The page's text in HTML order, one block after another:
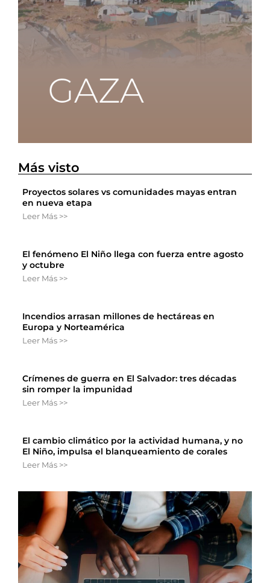
Más visto
Proyectos solares vs comunidades mayas entran
en nueva etapa
Leer Más >>
El fenómeno El Niño llega con fuerza entre agosto
y octubre
Leer Más >>
Incendios arrasan millones de hectáreas en
Europa y Norteamérica
Leer Más >>
Crímenes de guerra en El Salvador: tres décadas
sin romper la impunidad
Leer Más >>
El cambio climático por la actividad humana, y no
El Niño, impulsa el blanqueamiento de corales
Leer Más >>